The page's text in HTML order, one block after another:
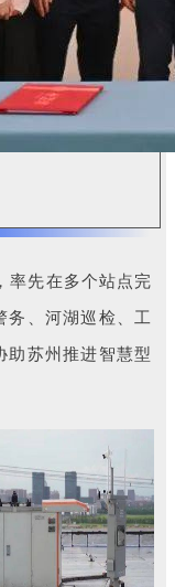
率先在多个站点完
务、河湖巡检、工
助苏州推进智慧型